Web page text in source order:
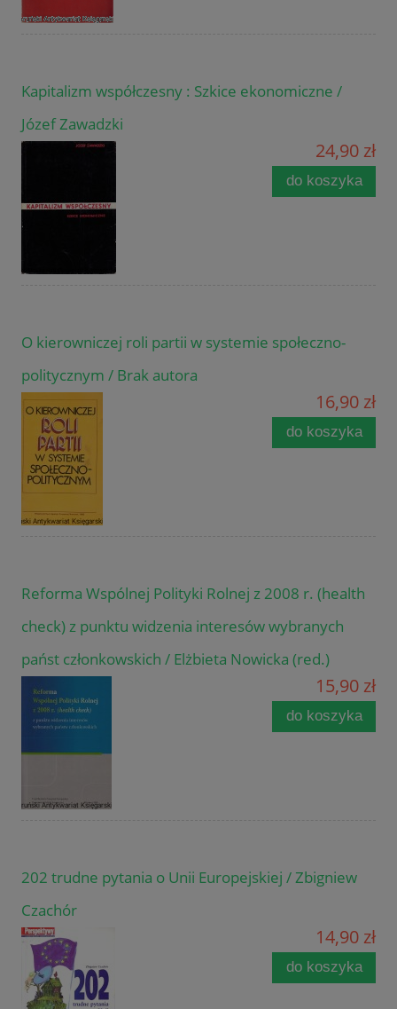
Kapitalizm współczesny : Szkice ekonomiczne /
Józef Zawadzki
24,90 zł
do koszyka
O kierowniczej roli partii w systemie społeczno-
politycznym / Brak autora
16,90 zł
do koszyka
Reforma Wspólnej Polityki Rolnej z 2008 r. (health
check) z punktu widzenia interesów wybranych
państ członkowskich / Elżbieta Nowicka (red.)
15,90 zł
do koszyka
202 trudne pytania o Unii Europejskiej / Zbigniew
Czachór
14,90 zł
do koszyka